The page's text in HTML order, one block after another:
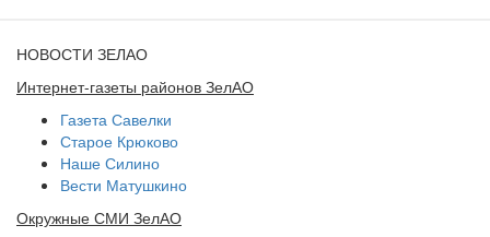
НОВОСТИ ЗЕЛАО
Интернет-газеты районов ЗелАО
Газета Савелки
Старое Крюково
Наше Силино
Вести Матушкино
Окружные СМИ ЗелАО